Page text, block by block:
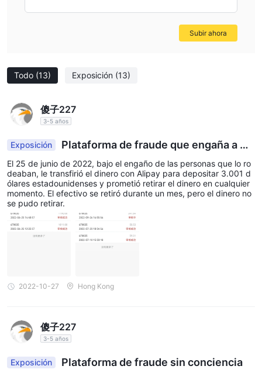
Todo (13) Exposición (13)
傻子227
3-5 años
Exposición
Plataforma de fraude que engaña a mi
dinero ganado con tanto esfuerzo
El 25 de junio de 2022, bajo el engaño de las personas que lo ro
deaban, le transfirió el dinero con Alipay para depositar 3.001 d
ólares estadounidenses y prometió retirar el dinero en cualquier
momento. El efectivo se retiró durante un mes, pero el dinero no
se pudo retirar.
2022-10-27 Hong Kong
傻子227
3-5 años
Exposición Plataforma de fraude sin conciencia
Subir ahora